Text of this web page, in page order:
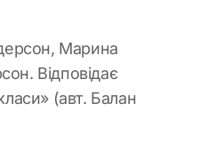
Марина
Відповідає
(авт. Балан